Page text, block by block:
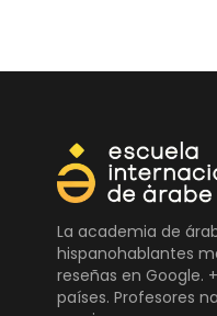
La academia de
hispanohablantes
reseñas en Google.
países. Profesores